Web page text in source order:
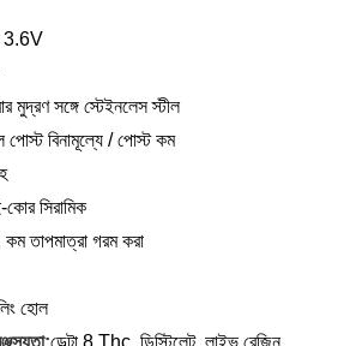
3.6V
মুদ্রণ সঙ্গে স্টেইনলেস স্টীল
পোস্ট বিনামূল্যে / পোস্ট কম
সিরামিক
তাপমাত্রা গরম করা
হোল